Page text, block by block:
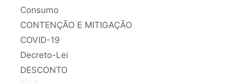
Consumo
CONTENÇÃO E MITIGAÇÃO
COVID-19
Decreto-Lei
DESCONTO